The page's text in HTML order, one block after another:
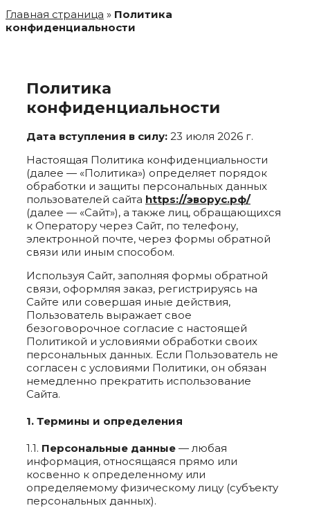
Главная страница » Политика
конфиденциальности
Политика
конфиденциальности
Дата вступления в силу: 23 июля 2026 г.
Настоящая Политика конфиденциальности
(далее — «Политика») определяет порядок
обработки и защиты персональных данных
пользователей сайта https://эворус.рф/
(далее — «Сайт»), а также лиц, обращающихся
к Оператору через Сайт, по телефону,
электронной почте, через формы обратной
связи или иным способом.
Используя Сайт, заполняя формы обратной
связи, оформляя заказ, регистрируясь на
Сайте или совершая иные действия,
Пользователь выражает свое
безоговорочное согласие с настоящей
Политикой и условиями обработки своих
персональных данных. Если Пользователь не
согласен с условиями Политики, он обязан
немедленно прекратить использование
Сайта.
1. Термины и определения
1.1. Персональные данные — любая
информация, относящаяся прямо или
косвенно к определенному или
определяемому физическому лицу (субъекту
персональных данных).